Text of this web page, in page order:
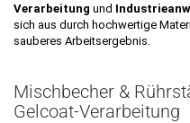
Verarbeitung und
sich aus durch hochwertige
sauberes Arbeitsergebnis.
Mischbecher &
Gelcoat-Verarbeitung